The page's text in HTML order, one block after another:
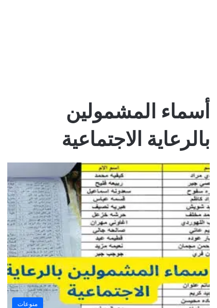
أسماء المشمولين
بالرعاية الاجتماعية
منوعات